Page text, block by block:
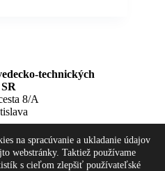
technických
8/A
CVTI SR +421
na spracúvanie a ukladanie údajov
webstránky. Taktiež používame
s cieľom zlepšiť používateľské